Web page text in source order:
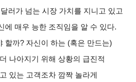
러가 넘는 시장 가치를 지니고 있고
에 매우 능한 조직임을 알 수 있다.
할까? 자신이 하는 (혹은 만드는)
더 나아지기 위해 상황의 급진적
있는 고객조차 깜짝 놀라게